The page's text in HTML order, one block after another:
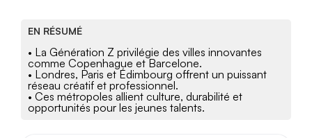
EN RÉSUMÉ
• La Génération Z privilégie des villes innovantes
comme Copenhague et Barcelone.
• Londres, Paris et Édimbourg offrent un puissant
réseau créatif et professionnel.
• Ces métropoles allient culture, durabilité et
opportunités pour les jeunes talents.